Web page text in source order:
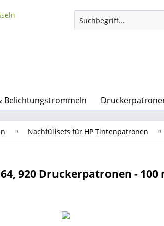
Belichtungstrommeln
Nachfüllsets für HP Tintenpatronen
920 Druckerpatronen -